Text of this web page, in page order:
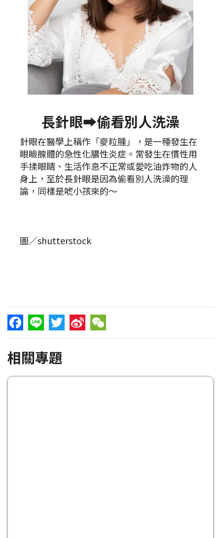
長針眼➡️偷看別人洗澡
針眼在醫學上稱作「麥粒腫」，是一種發生在
眼瞼腺體的急性化膿性炎症。常發生在慣性用
手揉眼睛、生活作息不正常或愛吃油炸物的人
身上，至於長針眼是因為偷看別人洗澡的理
論，同樣是唬小孩來的～
圖／shutterstock
Facebook
Line TwitterSina WeChat
相關專題